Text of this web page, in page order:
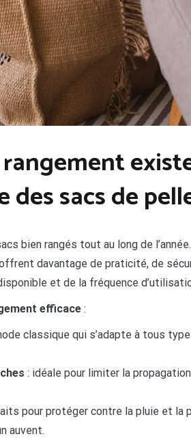
sacs de
bien rangés tout au long de
davantage de praticité, de
et de la fréquence
efficace :
classique qui s’adapte à tous
: idéale pour limiter la
pour protéger contre la pluie et la
auvent.